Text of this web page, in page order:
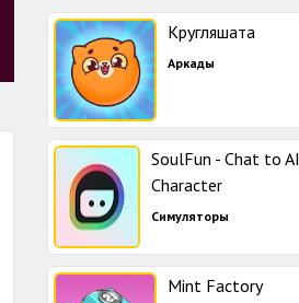
Кругляшата
Аркады
SoulFun - Chat to AI
Character
Симуляторы
Mint Factory